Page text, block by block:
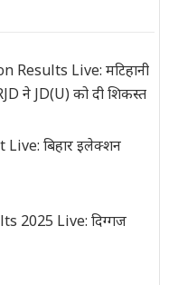
Live: मटिहानी
ने JD(U) को दी शिकस्त
बिहार इलेक्शन
2025 Live: दिग्गज